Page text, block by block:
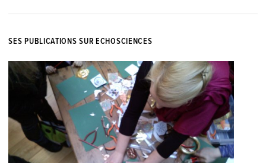
SES PUBLICATIONS SUR ECHOSCIENCES